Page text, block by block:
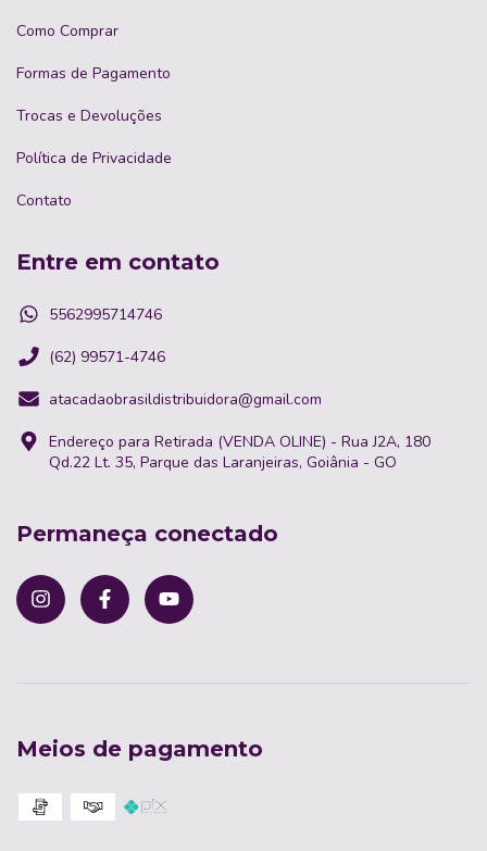
Como Comprar
Formas de Pagamento
Trocas e Devoluções
Política de Privacidade
Contato
Entre em contato
5562995714746
(62) 99571-4746
atacadaobrasildistribuidora@gmail.com
Endereço para Retirada (VENDA OLINE) - Rua J2A, 180
Qd.22 Lt. 35, Parque das Laranjeiras, Goiânia - GO
Permaneça conectado
Meios de pagamento